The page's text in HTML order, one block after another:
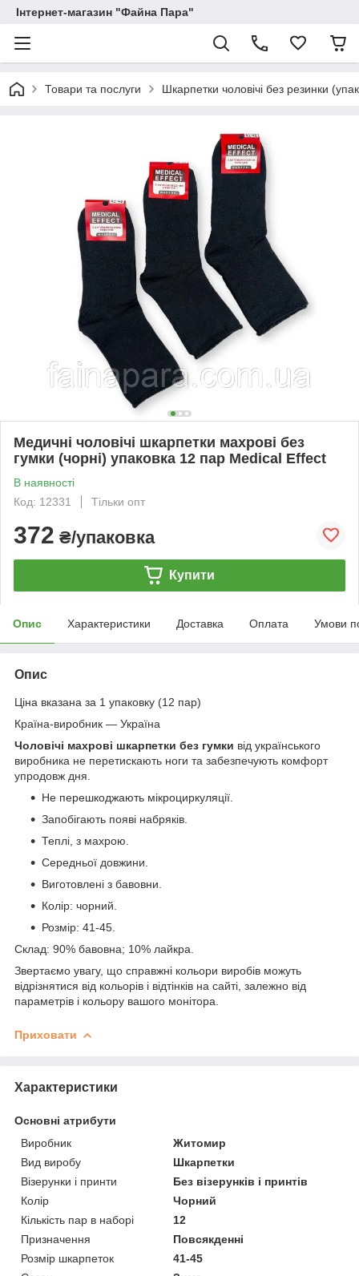
Інтернет-магазин "Файна Пара"
Товари та послуги Шкарпетки чоловічі без резинки
Медичні чоловічі шкарпетки махрові без
гумки (чорні) упаковка 12 пар Medical Effect
В наявності
Код: 12331
Тільки опт
372 ₴/упаковка
Купити
Опис Характеристики Доставка Оплата Умови
Опис
Ціна вказана за 1 упаковку (12 пар)
Країна-виробник — Україна
Чоловічі махрові шкарпетки без гумки від українського
виробника не перетискають ноги та забезпечують комфорт
упродовж дня.
Не перешкоджають мікроциркуляції.
Запобігають появі набряків.
Теплі, з махрою.
Середньої довжини.
Виготовлені з бавовни.
Колір: чорний.
Розмір: 41-45.
Склад: 90% бавовна; 10% лайкра.
Звертаємо увагу, що справжні кольори виробів можуть
відрізнятися від кольорів і відтінків на сайті, залежно від
параметрів і кольору вашого монітора.
Приховати
Характеристики
Основні атрибути
Виробник
Житомир
Вид виробу
Шкарпетки
Візерунки і принти
Без візерунків і принтів
Колір
Чорний
Кількість пар в наборі
12
Призначення
Повсякденні
Розмір шкарпеток
41-45